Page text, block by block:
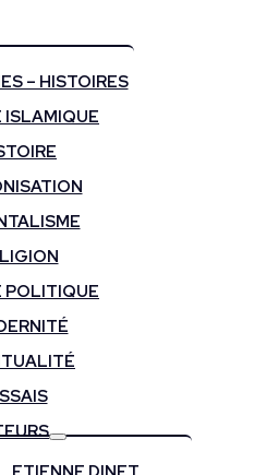
– HISTOIRES
ISLAMIQUE
POLITIQUE